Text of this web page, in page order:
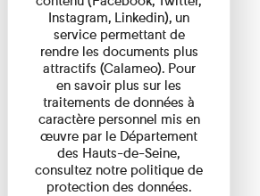
Instagram, Linkedin), un
service permettant de
rendre les documents plus
attractifs (Calameo). Pour
en savoir plus sur les
traitements de données à
caractère personnel mis en
œuvre par le Département
des Hauts-de-Seine,
consultez notre politique de
protection des données.